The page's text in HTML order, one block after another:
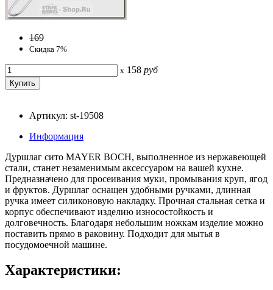
169
Скидка 7%
x 158 руб
Артикул: st-19508
Информация
Дуршлаг сито MAYER BOCH, выполненное из нержавеющей
стали, станет незаменимым аксессуаром на вашей кухне.
Предназначено для просеивания муки, промывания круп, ягод
и фруктов. Дуршлаг оснащен удобными ручками, длинная
ручка имеет силиконовую накладку. Прочная стальная сетка и
корпус обеспечивают изделию износостойкость и
долговечность. Благодаря небольшим ножкам изделие можно
поставить прямо в раковину. Подходит для мытья в
посудомоечной машине.
Характеристики: